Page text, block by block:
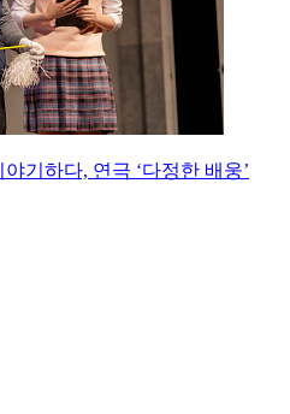
기하다, 연극 ‘다정한 배웅’